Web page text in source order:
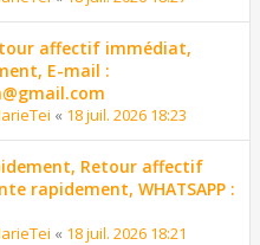
affectif immédiat,
E-mail :
« 18 juil. 2026 18:23
Retour affectif
rapidement, WHATSAPP :
« 18 juil. 2026 18:21